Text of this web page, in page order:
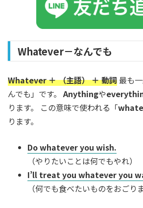
Whatever－なんでも
Whatever ＋ （主語） ＋ 動詞最も
んでも」です。Anythingや
ります。 この意味で使われる「
ります。
Do whatever you wish.
（やりたいことは何でもやれ）
I’ll treat you whatever you
（何でも食べたいものをおごり